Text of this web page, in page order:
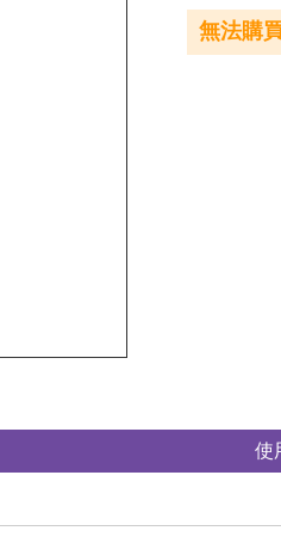
無法購
使